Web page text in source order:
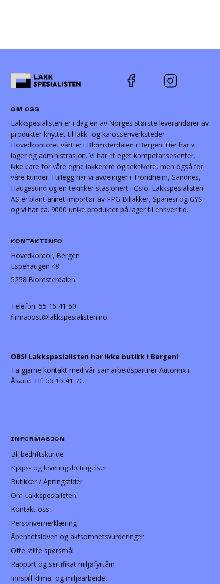
OM OSS
Lakkspesialisten er i dag en av Norges største leverandører av
produkter knyttet til lakk- og karosseriverksteder.
Hovedkontoret vårt er i Blomsterdalen i Bergen. Her har vi
lager og administrasjon. Vi har et eget kompetansesenter,
ikke bare for våre egne lakkerere og teknikere, men også for
våre kunder. I tillegg har vi avdelinger i Trondheim, Sandnes,
Haugesund og en tekniker stasjonert i Oslo. Lakkspesialisten
AS er blant annet importør av PPG Billakker, Spanesi og GYS
og vi har ca. 9000 unike produkter på lager til enhver tid.
KONTAKTINFO
Hovedkontor, Bergen
Espehaugen 48
5258 Blomsterdalen
Telefon:55 15 41 50
firmapost@lakkspesialisten.no
OBS! Lakkspesialisten har ikke butikk i Bergen!
Ta gjerne kontakt med vår samarbeidspartner Automix i
Åsane. Tlf. 55 15 41 70.
INFORMASJON
Bli bedriftskunde
Kjøps- og leveringsbetingelser
Butikker / Åpningstider
Om Lakkspesialisten
Kontakt oss
Personvernerklæring
Åpenhetsloven og aktsomhetsvurderinger
Ofte stilte spørsmål
Rapport og sertifikat miljøfyrtårn
Innspill klima- og miljøarbeidet